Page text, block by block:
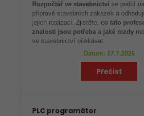
Rozpočtář ve stavebnictví se podílí
přípravě stavebních zakázek a
jejich realizaci. Zjistěte,co tato
znalosti jsou potřeba a jaké mzdy
ve stavebnictví očekávat.
Datum: 17.7.2026
Přečíst
PLC programátor